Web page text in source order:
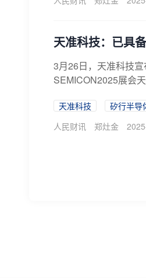
天准科技：已具
3月26日，天准科技
SEMICON2025展会
天准科技 矽行半导
人民财讯
郑灶金